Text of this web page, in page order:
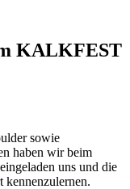
KALKFEST
sowie
haben wir beim
uns und die